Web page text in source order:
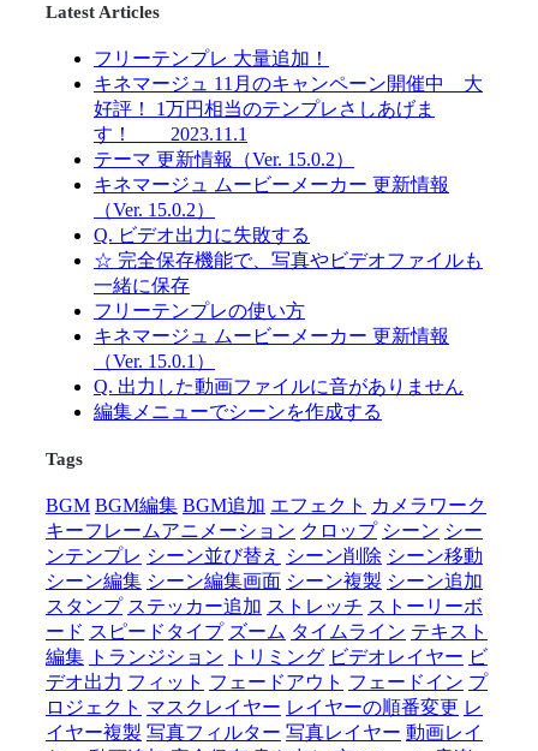
Latest Articles
フリーテンプレ 大量追加！
キネマージュ 11月のキャンペーン開催中 大
好評！ 1万円相当のテンプレさしあげま
す！ 2023.11.1
テーマ 更新情報（Ver. 15.0.2）
キネマージュ ムービーメーカー 更新情報
（Ver. 15.0.2）
Q. ビデオ出力に失敗する
☆ 完全保存機能で、写真やビデオファイルも
一緒に保存
フリーテンプレの使い方
キネマージュ ムービーメーカー 更新情報
（Ver. 15.0.1）
Q. 出力した動画ファイルに音がありません
編集メニューでシーンを作成する
Tags
BGM BGM編集 BGM追加 エフェクト カメラワーク
キーフレームアニメーション クロップ シーン シー
ンテンプレ シーン並び替え シーン削除 シーン移動
シーン編集 シーン編集画面 シーン複製 シーン追加
スタンプ ステッカー追加 ストレッチ ストーリーボ
ード スピードタイプ ズーム タイムライン テキスト
編集 トランジション トリミング ビデオレイヤー ビ
デオ出力 フィット フェードアウト フェードイン プ
ロジェクト マスクレイヤー レイヤーの順番変更 レ
イヤー複製 写真フィルター 写真レイヤー 動画レイ